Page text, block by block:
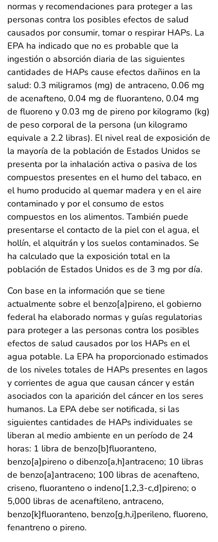
normas y recomendaciones para proteger a las
personas contra los posibles efectos de salud
causados por consumir, tomar o respirar HAPs. La
EPA ha indicado que no es probable que la
ingestión o absorción diaria de las siguientes
cantidades de HAPs cause efectos dañinos en la
salud: 0.3 miligramos (mg) de antraceno, 0.06 mg
de acenafteno, 0.04 mg de fluoranteno, 0.04 mg
de fluoreno y 0.03 mg de pireno por kilogramo (kg)
de peso corporal de la persona (un kilogramo
equivale a 2.2 libras). El nivel real de exposición de
la mayoría de la población de Estados Unidos se
presenta por la inhalación activa o pasiva de los
compuestos presentes en el humo del tabaco, en
el humo producido al quemar madera y en el aire
contaminado y por el consumo de estos
compuestos en los alimentos. También puede
presentarse el contacto de la piel con el agua, el
hollín, el alquitrán y los suelos contaminados. Se
ha calculado que la exposición total en la
población de Estados Unidos es de 3 mg por día.
Con base en la información que se tiene
actualmente sobre el benzo[a]pireno, el gobierno
federal ha elaborado normas y guías regulatorias
para proteger a las personas contra los posibles
efectos de salud causados por los HAPs en el
agua potable. La EPA ha proporcionado estimados
de los niveles totales de HAPs presentes en lagos
y corrientes de agua que causan cáncer y están
asociados con la aparición del cáncer en los seres
humanos. La EPA debe ser notificada, si las
siguientes cantidades de HAPs individuales se
liberan al medio ambiente en un período de 24
horas: 1 libra de benzo[b]fluoranteno,
benzo[a]pireno o dibenzo[a,h]antraceno; 10 libras
de benzo[a]antraceno; 100 libras de acenafteno,
criseno, fluoranteno o indeno[1,2,3-c,d]pireno; o
5,000 libras de acenaftileno, antraceno,
benzo[k]fluoranteno, benzo[g,h,i]perileno, fluoreno,
fenantreno o pireno.